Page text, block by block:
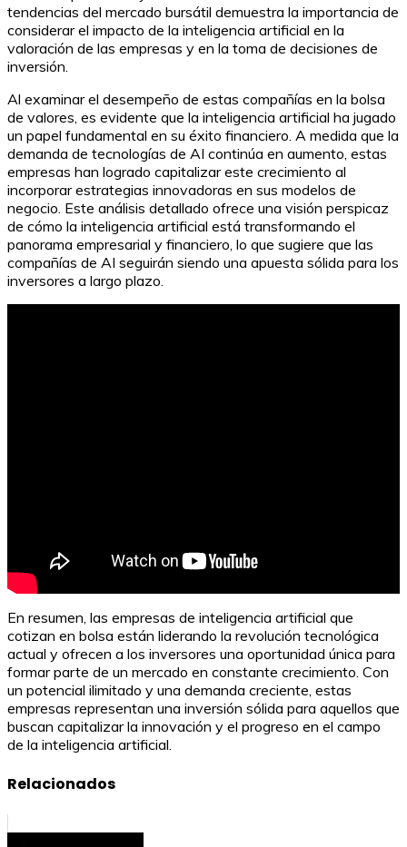
tendencias del mercado bursátil demuestra la importancia de
considerar el impacto de la inteligencia artificial en la
valoración de las empresas y en la toma de decisiones de
inversión.
Al examinar el desempeño de estas compañías en la bolsa
de valores, es evidente que la inteligencia artificial ha jugado
un papel fundamental en su éxito financiero. A medida que la
demanda de tecnologías de AI continúa en aumento, estas
empresas han logrado capitalizar este crecimiento al
incorporar estrategias innovadoras en sus modelos de
negocio. Este análisis detallado ofrece una visión perspicaz
de cómo la inteligencia artificial está transformando el
panorama empresarial y financiero, lo que sugiere que las
compañías de AI seguirán siendo una apuesta sólida para los
inversores a largo plazo.
En resumen, las empresas de inteligencia artificial que
cotizan en bolsa están liderando la revolución tecnológica
actual y ofrecen a los inversores una oportunidad única para
formar parte de un mercado en constante crecimiento. Con
un potencial ilimitado y una demanda creciente, estas
empresas representan una inversión sólida para aquellos que
buscan capitalizar la innovación y el progreso en el campo
de la inteligencia artificial.
Relacionados